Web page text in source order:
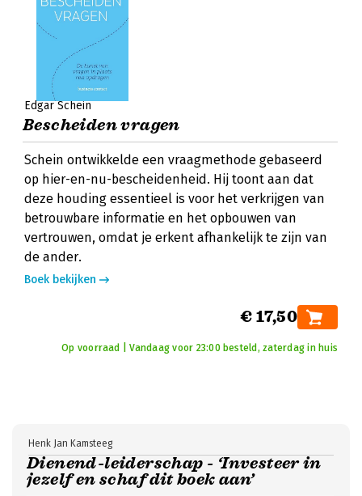
Edgar Schein
Bescheiden vragen
Schein ontwikkelde een vraagmethode gebaseerd
op hier-en-nu-bescheidenheid. Hij toont aan dat
deze houding essentieel is voor het verkrijgen van
betrouwbare informatie en het opbouwen van
vertrouwen, omdat je erkent afhankelijk te zijn van
de ander.
Boek bekijken
€ 17,50
Op voorraad | Vandaag voor 23:00 besteld, zaterdag in huis
Dienend-leiderschap - ‘Investeer in
jezelf en schaf dit boek aan’
Henk Jan Kamsteeg